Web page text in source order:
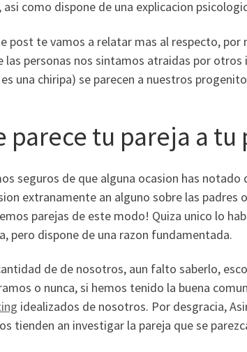
asi­ como dispone de una explicacion
post te vamos a relatar mas al respecto,
las personas nos sintamos atraidas por
una chiripa) se parecen a nuestros
parece tu pareja a tu
seguros de que alguna ocasion has
extranamente an alguno sobre las padres
parejas de este modo! Quiza unico lo
pero dispone de una razon fundamentada.
de de nosotros, aun falto saberlo,
o nunca, si hemos tenido la buena
idealizados de nosotros. Por desgracia,
tienden an investigar la pareja que se